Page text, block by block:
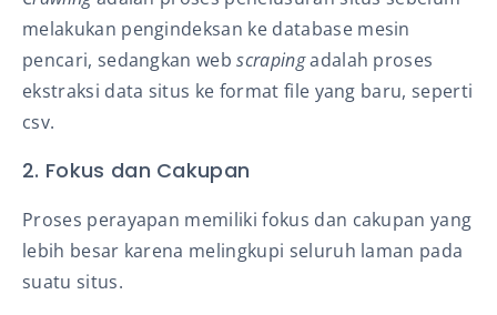
melakukan pengindeksan ke database mesin
pencari, sedangkan webscrapingadalah proses
ekstraksi data situs ke format file yang baru, seperti
csv.
2. Fokus dan Cakupan
Proses perayapan memiliki fokus dan cakupan yang
lebih besar karena melingkupi seluruh laman pada
suatu situs.